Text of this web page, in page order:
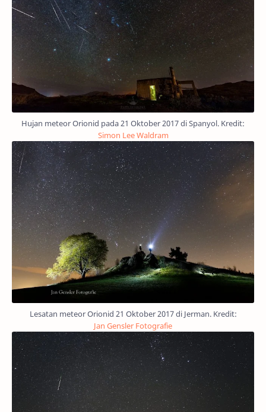
Hujan meteor Orionid pada 21 Oktober 2017 di Spanyol. Kredit:
Simon Lee Waldram
Lesatan meteor Orionid 21 Oktober 2017 di Jerman. Kredit:
Jan Gensler Fotografie